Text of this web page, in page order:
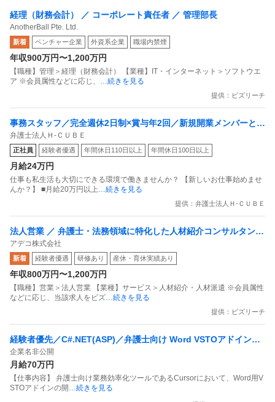
経理（財務会計） ／ コーポレート責任者 ／ 管理部長
AnotherBall Pte. Ltd.
新着 ベンチャー企業 外資系企業 職場内禁煙
年収900万円〜1,200万円
【職種】管理＞経理（財務会計） 【業種】IT・インターネット＞ソフトウエ
ア ※会員属性などに応じ、 …続きを見る
提供：ビズリーチ
事務スタッフ／完全週休2日制×賞与年2回／新規開業メンバーとし
て活躍できる事務スタッフ
弁護士法人Ｈ‐ＣＵＢＥ
正社員 経験者優遇 年間休日110日以上 年間休日100日以上
月給24万円
仕事も私生活も大切にできる環境で働きませんか？ 【新しいお仕事始めませ
んか？】 ■月給20万円以上…続きを見る
提供：弁護士法人Ｈ‐ＣＵＢＥ
法人営業 ／ 弁護士・法務領域に特化した人材紹介コンサルタント
（経験者採用）
アデコ株式会社
新着 経験者優遇 研修あり 産休・育休実績あり
年収800万円〜1,200万円
【職種】営業＞法人営業 【業種】サービス＞人材紹介・人材派遣 ※会員属性
などに応じ、当該求人をビズ…続きを見る
提供：ビズリーチ
経験者優先／C#.NET(ASP)／弁護士向け Word VSTOアドイン開
発
企業名非公開
月給70万円
【仕事内容】 弁護士向け業務効率化ツールであるCursorにおいて、Word用V
STOアドインの開 …続きを見る